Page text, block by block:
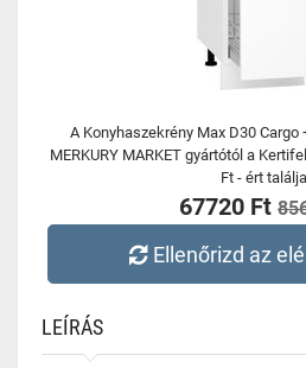
A Konyhaszekrény Max D30
MERKURY MARKET gyártótól a
Ft - ért
67720 Ft
Ellenőrizd az
LEÍRÁS